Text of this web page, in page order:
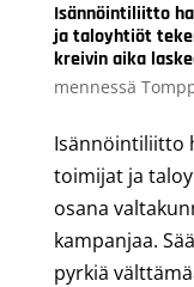
Isännöintiliitto
ja taloyhtiöt
kreivin aika
mennessä
Isännöintiliitto
toimijat ja
osana
kampanjaa.
pyrkiä